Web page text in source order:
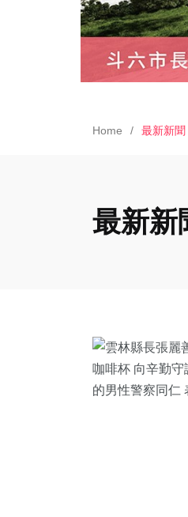
Home 最新新聞
最新新